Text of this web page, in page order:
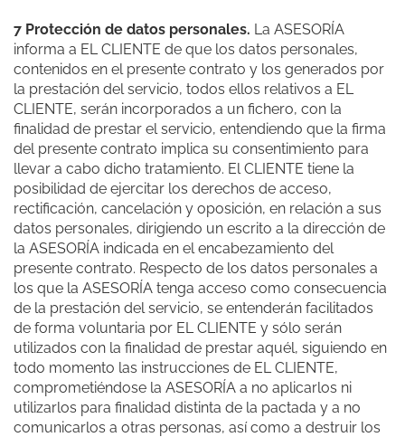
7 Protección de datos personales. La ASESORÍA
informa a EL CLIENTE de que los datos personales,
contenidos en el presente contrato y los generados por
la prestación del servicio, todos ellos relativos a EL
CLIENTE, serán incorporados a un fichero, con la
finalidad de prestar el servicio, entendiendo que la firma
del presente contrato implica su consentimiento para
llevar a cabo dicho tratamiento. El CLIENTE tiene la
posibilidad de ejercitar los derechos de acceso,
rectificación, cancelación y oposición, en relación a sus
datos personales, dirigiendo un escrito a la dirección de
la ASESORÍA indicada en el encabezamiento del
presente contrato. Respecto de los datos personales a
los que la ASESORÍA tenga acceso como consecuencia
de la prestación del servicio, se entenderán facilitados
de forma voluntaria por EL CLIENTE y sólo serán
utilizados con la finalidad de prestar aquél, siguiendo en
todo momento las instrucciones de EL CLIENTE,
comprometiéndose la ASESORÍA a no aplicarlos ni
utilizarlos para finalidad distinta de la pactada y a no
comunicarlos a otras personas, así como a destruir los